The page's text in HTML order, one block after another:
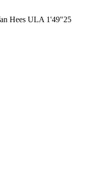
Hees ULA 1'49"25